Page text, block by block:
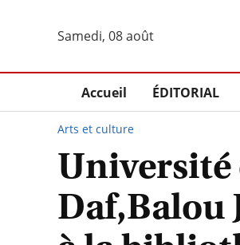
Samedi, 08 août
Accueil ÉDITORIAL
Arts et culture
Université
Daf,Balou